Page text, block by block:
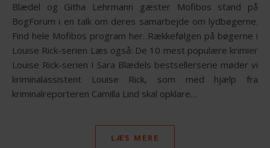
Blædel og Githa Lehrmann gæster Mofibos stand på
BogForum i en talk om deres samarbejde om lydbøgerne.
Find hele Mofibos program her. Rækkefølgen på bøgerne i
Louise Rick-serien Læs også: De 10 mest populære krimier
Louise Rick-serien I Sara Blædels bestsellerserie møder vi
kriminalassistent Louise Rick, som med hjælp fra
kriminalreporteren Camilla Lind skal opklare…
LÆS MERE